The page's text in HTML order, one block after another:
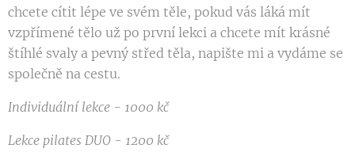
chcete cítit lépe ve svém těle, pokud vás láká mít
vzpřímené tělo už po první lekci a chcete mít krásné
štíhlé svaly a pevný střed těla, napište mi a vydáme se
společně na cestu.
Individuální lekce - 1000 kč
Lekce pilates DUO - 1200 kč